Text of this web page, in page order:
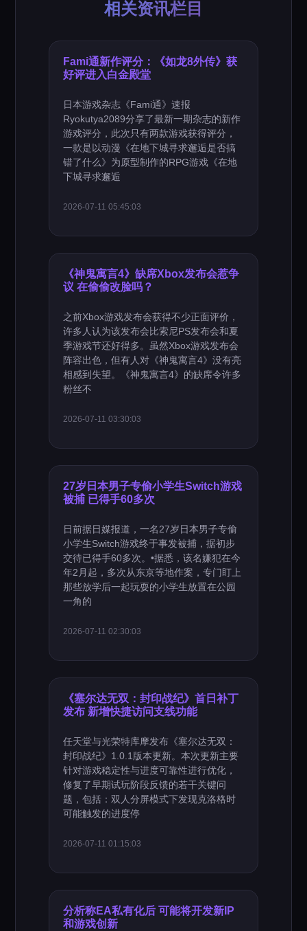
相关资讯栏目
Fami通新作评分：《如龙8外传》获
好评进入白金殿堂
日本游戏杂志《Fami通》速报
Ryokutya2089分享了最新一期杂志的新作
游戏评分，此次只有两款游戏获得评分，
一款是以动漫《在地下城寻求邂逅是否搞
错了什么》为原型制作的RPG游戏《在地
下城寻求邂逅
2026-07-11 05:45:03
《神鬼寓言4》缺席Xbox发布会惹争
议 在偷偷改脸吗？
之前Xbox游戏发布会获得不少正面评价，
许多人认为该发布会比索尼PS发布会和夏
季游戏节还好得多。虽然Xbox游戏发布会
阵容出色，但有人对《神鬼寓言4》没有亮
相感到失望。《神鬼寓言4》的缺席令许多
粉丝不
2026-07-11 03:30:03
27岁日本男子专偷小学生Switch游戏
被捕 已得手60多次
日前据日媒报道，一名27岁日本男子专偷
小学生Switch游戏终于事发被捕，据初步
交待已得手60多次。•据悉，该名嫌犯在今
年2月起，多次从东京等地作案，专门盯上
那些放学后一起玩耍的小学生放置在公园
一角的
2026-07-11 02:30:03
《塞尔达无双：封印战纪》首日补丁
发布 新增快捷访问支线功能
任天堂与光荣特库摩发布《塞尔达无双：
封印战纪》1.0.1版本更新。本次更新主要
针对游戏稳定性与进度可靠性进行优化，
修复了早期试玩阶段反馈的若干关键问
题，包括：双人分屏模式下发现克洛格时
可能触发的进度停
2026-07-11 01:15:03
分析称EA私有化后 可能将开发新IP
和游戏创新